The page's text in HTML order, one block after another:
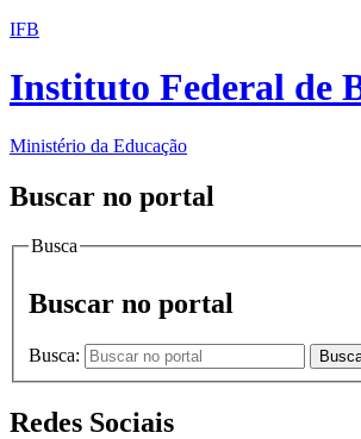
IFB
Instituto Federal de
Ministério da Educação
Buscar no portal
Busca
Buscar no portal
Busca:
Redes Sociais